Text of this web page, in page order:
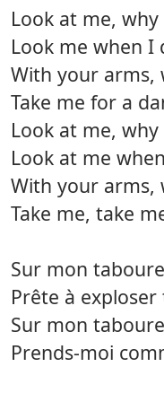
Look at me,
Look me when I
With your arms,
Take me for a
Look at me,
Look at me
With your arms,
Take me, take
Sur mon
Prête à
Sur mon
Prends-moi